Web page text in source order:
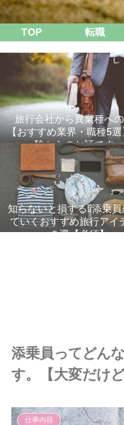
TOP 転職
旅行会社から異業種へ
【おすすめ業界・職種5
験からのお話です。
知らないと損する⁉添乗員
ていくおすすめ旅行アイ
２選【必須】
添乗員ってどん
す。【大変だけ
仕事内容